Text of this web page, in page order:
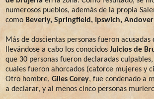
numerosos pueblos, además de la propia
como Beverly, Springfield, Ipswich,
Más de doscientas personas fueron
llevándose a cabo los conocidos Juicios de
que 30 personas fueron declaradas
cuales fueron ahorcados (catorce mujeres y
Otro hombre, Giles Corey, fue condenado a
a declarar, y al menos cinco personas